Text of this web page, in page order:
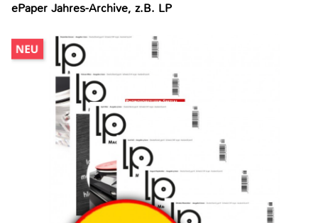
ePaper Jahres-Archive, z.B. LP